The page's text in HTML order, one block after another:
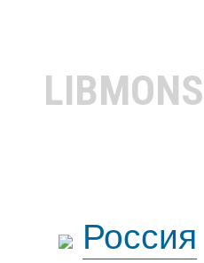
Россия